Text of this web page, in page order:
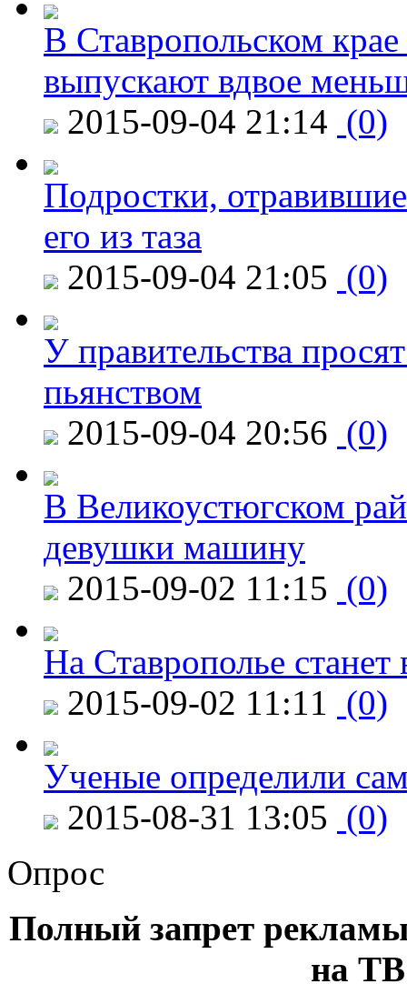
В Ставропольском
выпускают вдвое
2015-09-04 21:14 (0)
Подростки,
его из таза
2015-09-04 21:05 (0)
У правительства
пьянством
2015-09-04 20:56 (0)
В Великоустюгском
девушки машину
2015-09-02 11:15 (0)
На Ставрополье
2015-09-02 11:11 (0)
Ученые определили
2015-08-31 13:05 (0)
Опрос
Полный запрет
на ТВ